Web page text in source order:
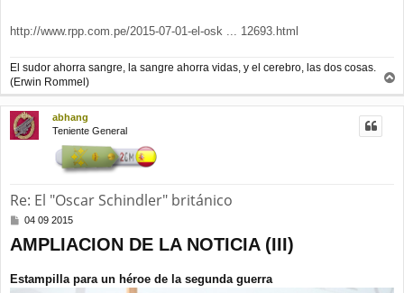
http://www.rpp.com.pe/2015-07-01-el-osk ... 12693.html
El sudor ahorra sangre, la sangre ahorra vidas, y el cerebro, las dos cosas.
(Erwin Rommel)
r
r
abhang
Teniente General
Re: El "Oscar Schindler" británico
M
n
a
j
04 09 2015
AMPLIACION DE LA NOTICIA (III)
Estampilla para un héroe de la segunda guerra